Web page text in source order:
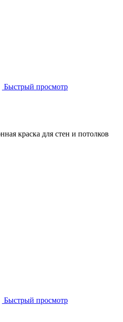
Быстрый просмотр
краска для стен и потолков
Быстрый просмотр